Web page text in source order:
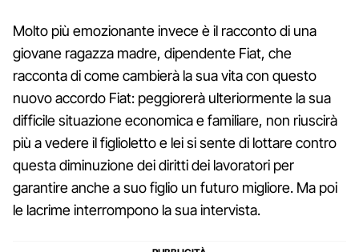
Molto più emozionante invece è il racconto di una
giovane ragazza madre, dipendente Fiat, che
racconta di come cambierà la sua vita con questo
nuovo accordo Fiat: peggiorerà ulteriormente la sua
difficile situazione economica e familiare, non riuscirà
più a vedere il figlioletto e lei si sente di lottare contro
questa diminuzione dei diritti dei lavoratori per
garantire anche a suo figlio un futuro migliore. Ma poi
le lacrime interrompono la sua intervista.